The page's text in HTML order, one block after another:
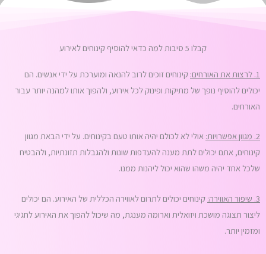
קבלו 5 סיבות למה כדאי להוסיף קינוחים לאירוע
1. לרצות את האורחים:
קינוחים זוכים לרוב להנאה ומוערכת על ידי אנשים. הם
יכולים להוסיף נופך של מתיקות ופינוק לכל אירוע, ולהפוך אותו למהנה יותר עבור
האורחים.
2. מגוון אפשרויות:
אולי לא לכולם יהיה אותו טעם בקינוחים. על ידי הבאת מגוון
קינוחים, אתם יכולים לתת מענה להעדפות שונות ולהגבלות תזונתיות, ולהבטיח
שלכל אחד יהיה משהו שהוא יכול ליהנות ממנו.
3. שיפור האווירה:
קינוחים יכולים לתרום לאווירה הכללית של האירוע. הם יכולים
ליצור תצוגה מושכת ויזואלית וארומה מענגת, מה שיכול להפוך את האירוע לחגיגי
ומזמין יותר.